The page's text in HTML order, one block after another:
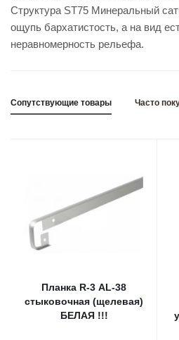
Структура ST75 Минеральный
ощупь бархатистость, а на вид
неравномерность рельефа.
Сопутствующие товары Часто
Планка R-3 AL-38
стыковочная (щелевая)
БЕЛАЯ !!!